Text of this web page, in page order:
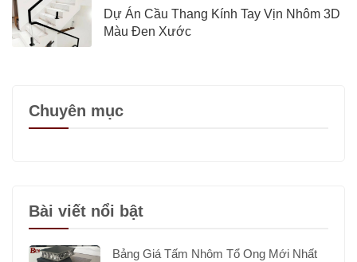
Dự Án Cầu Thang Kính Tay Vịn Nhôm 3D
Màu Đen Xước
Chuyên mục
Bài viết nổi bật
Bảng Giá Tấm Nhôm Tổ Ong Mới Nhất